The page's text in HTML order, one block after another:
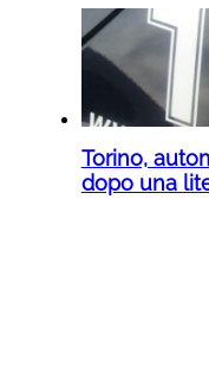
Torino,
dopo una